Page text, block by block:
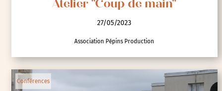
Atelier "Coup de main"
27/05/2023
Association Pépins Production
Conférences